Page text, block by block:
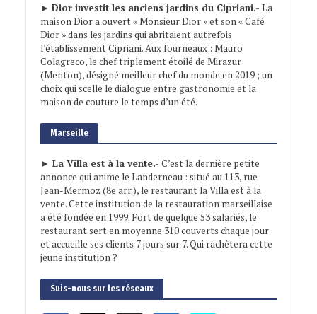
► Dior investit les anciens jardins du Cipriani.- La
maison Dior a ouvert « Monsieur Dior » et son « Café
Dior » dans les jardins qui abritaient autrefois
l’établissement Cipriani. Aux fourneaux : Mauro
Colagreco, le chef triplement étoilé de Mirazur
(Menton), désigné meilleur chef du monde en 2019 ; un
choix qui scelle le dialogue entre gastronomie et la
maison de couture le temps d’un été.
Marseille
► La Villa est à la vente.- C’est la dernière petite
annonce qui anime le Landerneau : situé au 113, rue
Jean-Mermoz (8e arr.), le restaurant la Villa est à la
vente. Cette institution de la restauration marseillaise
a été fondée en 1999. Fort de quelque 53 salariés, le
restaurant sert en moyenne 310 couverts chaque jour
et accueille ses clients 7 jours sur 7. Qui rachètera cette
jeune institution ?
Suis-nous sur les réseaux